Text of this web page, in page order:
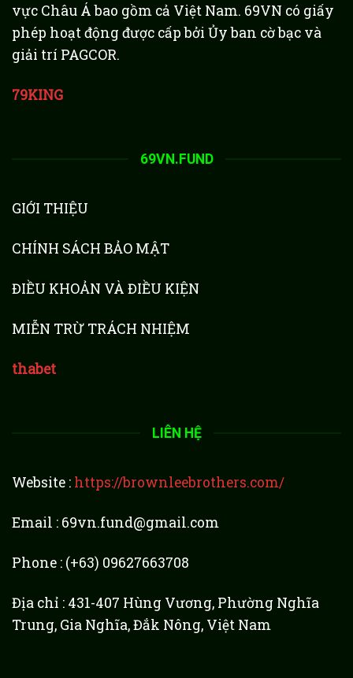
vực Châu Á bao gồm cả Việt Nam. 69VN có giấy
phép hoạt động được cấp bởi Ủy ban cờ bạc và
giải trí PAGCOR.
79KING
69VN.FUND
GIỚI THIỆU
CHÍNH SÁCH BẢO MẬT
ĐIỀU KHOẢN VÀ ĐIỀU KIỆN
MIỄN TRỪ TRÁCH NHIỆM
thabet
LIÊN HỆ
Website : https://brownleebrothers.com/
Email : 69vn.fund@gmail.com
Phone : (+63) 09627663708
Địa chỉ : 431-407 Hùng Vương, Phường Nghĩa
Trung, Gia Nghĩa, Đắk Nông, Việt Nam